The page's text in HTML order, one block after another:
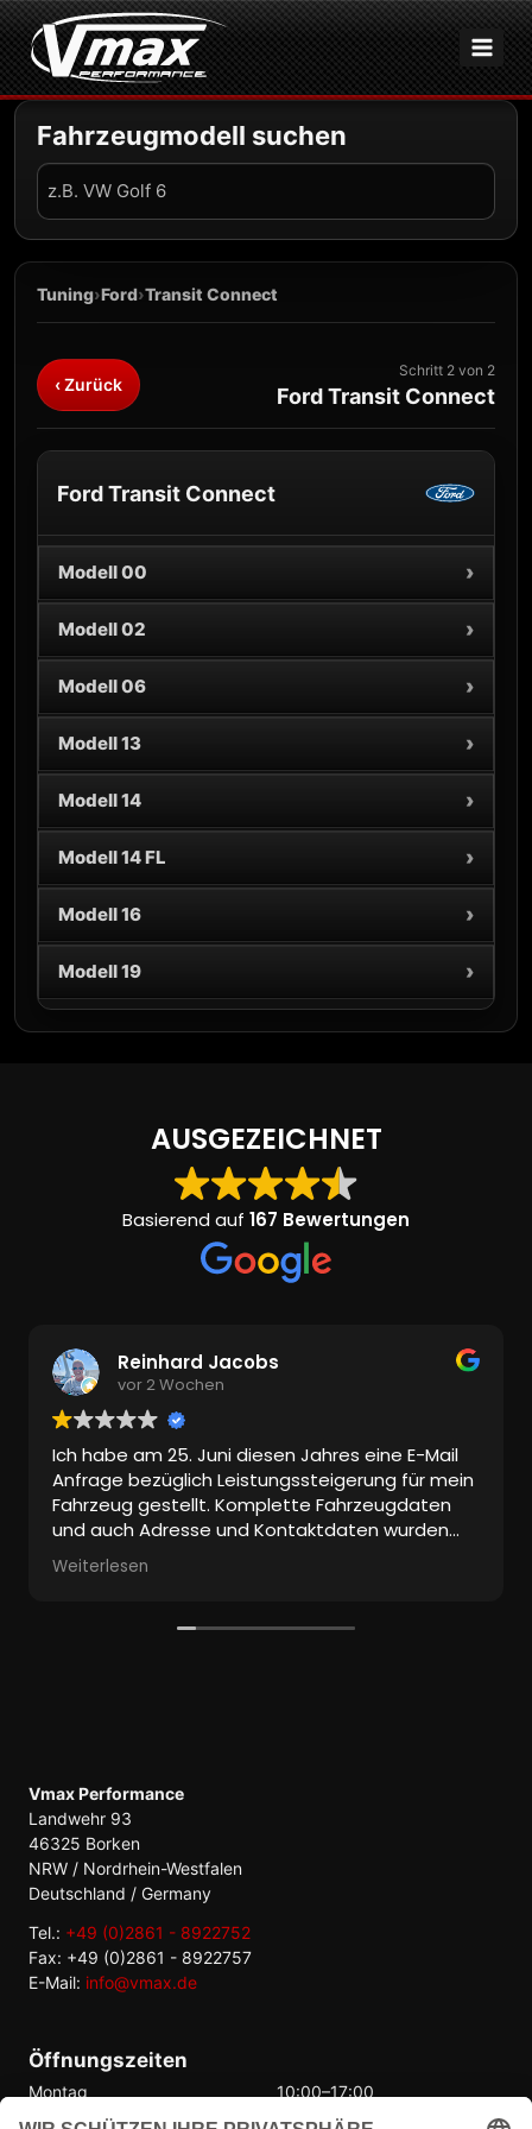
Zum
Inhalt
springen
Fahrzeugmodell suchen
Fahrzeug
suchen
Tuning›Ford›Transit Connect
‹ Zurück
Schritt 2 von 2
Ford Transit Connect
Ford Transit Connect
Modell 00 ›
Modell 02 ›
Modell 06 ›
Modell 13 ›
Modell 14 ›
Modell 14 FL ›
Modell 16 ›
Modell 19 ›
AUSGEZEICHNET
Basierend auf 167 Bewertungen
Reinhard Jacobs
vor 2 Wochen
Ich habe am 25. Juni diesen Jahres eine E-Mail
Anfrage bezüglich Leistungssteigerung für mein
Fahrzeug gestellt. Komplette Fahrzeugdaten
und auch Adresse und Kontaktdaten wurden
mitgeschickt.
Bis heute keine Antwort!
gefunden, der hat es tatsächlich geschafft
Weiterlesen
Vmax Performance
Landwehr 93
46325 Borken
NRW / Nordrhein-Westfalen
Deutschland / Germany
Tel.: +49 (0)2861 - 8922752
Fax: +49 (0)2861 - 8922757
E-Mail: info@vmax.de
Öffnungszeiten
Montag
10:00–17:00
Dienstag
10:00–17:00